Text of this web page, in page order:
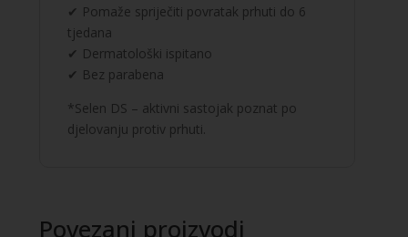
✔ Pomaže spriječiti povratak prhuti do 6
tjedana
✔ Dermatološki ispitano
✔ Bez parabena
*Selen DS – aktivni sastojak poznat po
djelovanju protiv prhuti.
Povezani proizvodi